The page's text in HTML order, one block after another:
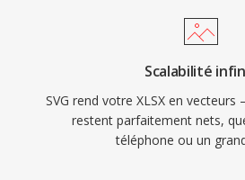
Scalabilité
SVG rend votre XLSX en
restent parfaitement nets,
téléphone ou un